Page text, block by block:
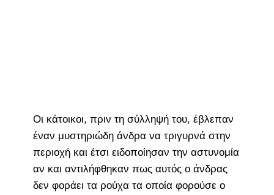
Οι κάτοικοι, πριν τη σύλληψή του, έβλεπαν
έναν μυστηριώδη άνδρα να τριγυρνά στην
περιοχή και έτσι ειδοποίησαν την αστυνομία
αν και αντιλήφθηκαν πως αυτός ο άνδρας
δεν φοράει τα ρούχα τα οποία φορούσε ο